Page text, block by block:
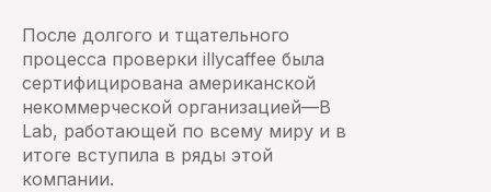
После долгого и тщательного
процесса проверки illycaffee была
сертифицирована американской
некоммерческой организацией—B
Lab, работающей по всему миру и в
итоге вступила в ряды этой
компании.